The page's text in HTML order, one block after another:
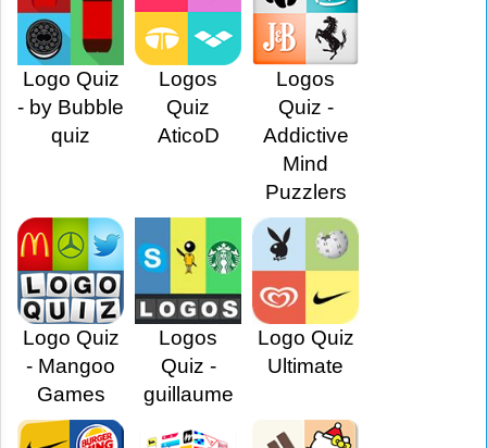
Logo Quiz
- by Bubble
quiz
Logos
Quiz
AticoD
Logos
Quiz -
Addictive
Mind
Puzzlers
Logo Quiz
- Mangoo
Games
Logos
Quiz -
guillaume
Logo Quiz
Ultimate